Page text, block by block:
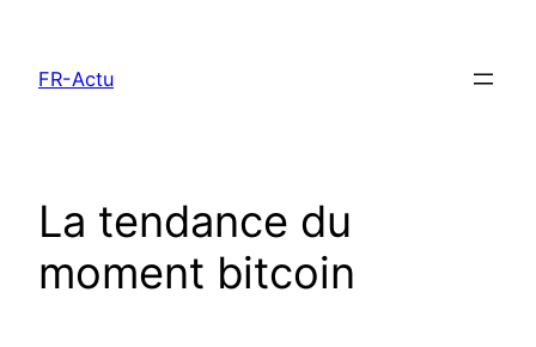
contenu
FR-Actu
La tendance du
moment bitcoin